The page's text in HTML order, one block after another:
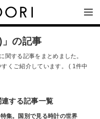
」の記事
する記事をまとめました。
くご紹介しています。 ( 1件中
連する記事一覧
集。国別で見る時計の世界